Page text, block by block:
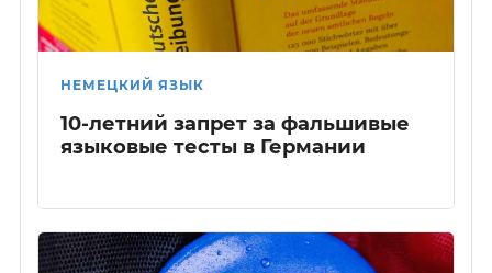
НЕМЕЦКИЙ ЯЗЫК
10-летний запрет за фальшивые
языковые тесты в Германии